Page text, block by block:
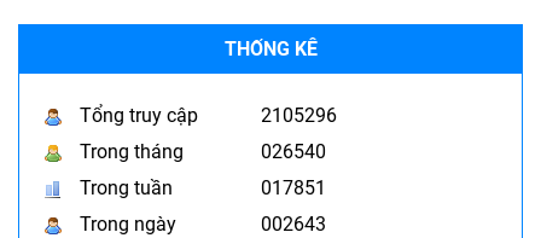
THỐNG KÊ
Tổng truy cập
2105296
Trong tháng
026540
Trong tuần
017851
Trong ngày
002643